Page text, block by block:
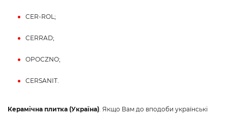
CER-ROL;
CERRAD;
OPOCZNO;
CERSANIT.
Керамічна плитка (Україна). Якщо Вам до вподоби українські